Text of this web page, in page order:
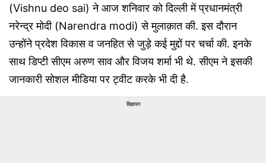
(Vishnu deo sai) ने आज शनिवार को दिल्ली में प्रधानमंत्री
नरेन्द्र मोदी (Narendra modi) से मुलाक़ात की. इस दौरान
उन्होंने प्रदेश विकास व जनहित से जुड़े कई मुद्दों पर चर्चा की. इनके
साथ डिप्टी सीएम अरुण साव और विजय शर्मा भी थे. सीएम ने इसकी
जानकारी सोशल मीडिया पर ट्वीट करके भी दी है.
विज्ञापन